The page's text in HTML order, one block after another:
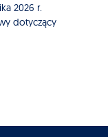
2026 r.
dotyczący